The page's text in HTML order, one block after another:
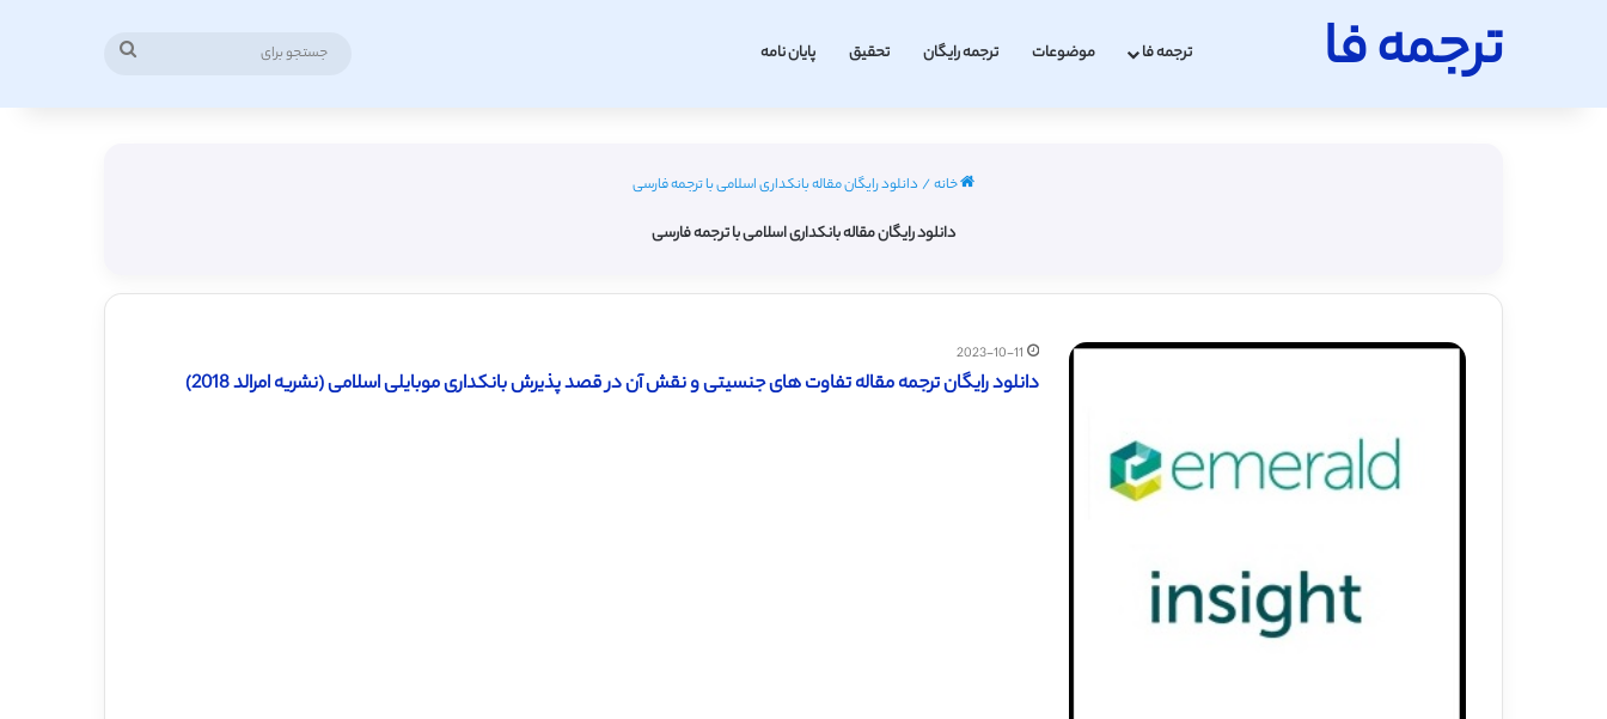
ترجمه فا ترجمه فا موضوعات ترجمه رایگان تحقیق پایان نامه
خانه/ دانلود رایگان مقاله بانکداری اسلامی با ترجمه فارسی
دانلود رایگان مقاله بانکداری اسلامی با ترجمه فارسی
2023-10-11
دانلود رایگان ترجمه مقاله تفاوت های جنسیتی و نقش آن در قصد پذیرش بانکداری موبایلی اسلامی (نشریه امرالد 2018)